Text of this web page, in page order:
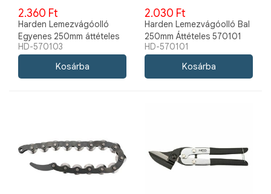
2.360 Ft
Harden Lemezvágóolló
Egyenes 250mm áttételes
570103
HD-570103
2.030 Ft
Harden Lemezvágóolló Bal
250mm Áttételes 570101
HD-570101